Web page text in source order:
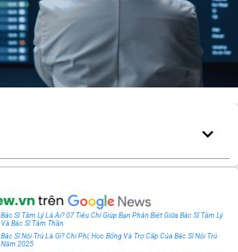
Bác Sĩ Tâm Lý Là Ai? 07 Tiêu Chí Giúp Bạn Phân Biệt Giữa Bác Sĩ Tâm Lý
Và Bác Sĩ Tâm Thần
Bác Sĩ Nội Trú Là Gì? Chi Phí, Học Bổng Và Trợ Cấp Của Bác Sĩ Nội Trú
Năm 2025